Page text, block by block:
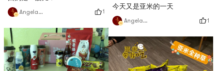
Angela猫猫 1
今天又是亚米的一天
Angela猫猫 1